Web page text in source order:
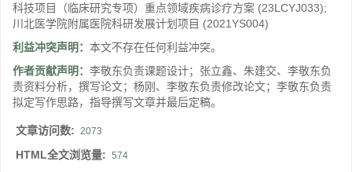
科技项目（临床研究专项）重点领域疾病诊疗方案 (23LCYJ033);
川北医学院附属医院科研发展计划项目 (2021YS004)
利益冲突声明： 本文不存在任何利益冲突。
作者贡献声明： 李敬东负责课题设计；张立鑫、朱建交、李敬东负
责资料分析，撰写论文；杨刚、李敬东负责修改论文；李敬东负责
拟定写作思路，指导撰写文章并最后定稿。
文章访问数: 2073
HTML全文浏览量: 574